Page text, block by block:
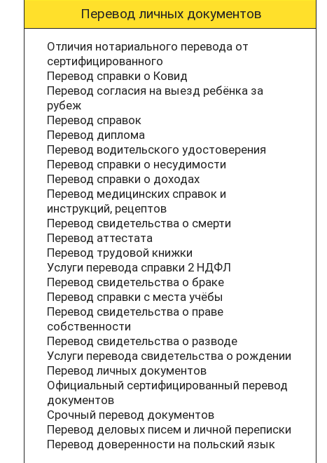
Перевод личных документов
Отличия нотариального перевода от
сертифицированного
Перевод справки о Ковид
Перевод согласия на выезд ребёнка за
рубеж
Перевод справок
Перевод диплома
Перевод водительского удостоверения
Перевод справки о несудимости
Перевод справки о доходах
Перевод медицинских справок и
инструкций, рецептов
Перевод свидетельства о смерти
Перевод аттестата
Перевод трудовой книжки
Услуги перевода справки 2 НДФЛ
Перевод свидетельства о браке
Перевод справки с места учёбы
Перевод свидетельства о праве
собственности
Перевод свидетельства о разводе
Услуги перевода свидетельства о рождении
Перевод личных документов
Официальный сертифицированный перевод
документов
Срочный перевод документов
Перевод деловых писем и личной переписки
Перевод доверенности на польский язык